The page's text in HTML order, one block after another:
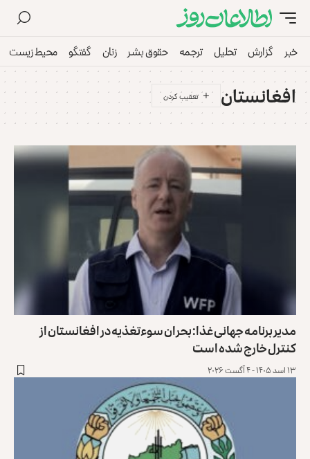
خبر گزارش تحلیل ترجمه حقوق بشر زنان گفتگو محیط زیست
افغانستان
مدیر برنامه جهانی غذا: بحران سوءتغذیه در افغانستان از
کنترل خارج شده ‏است
۱۳ اسد ۱۴۰۵ - ۴ آگست ۲۰۲۶